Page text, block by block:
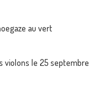
au vert
violons le 25 septembre